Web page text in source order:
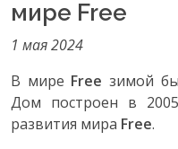
мире Free
1 мая 2024
В мире Free зимой
Дом построен в
развития мира Free.